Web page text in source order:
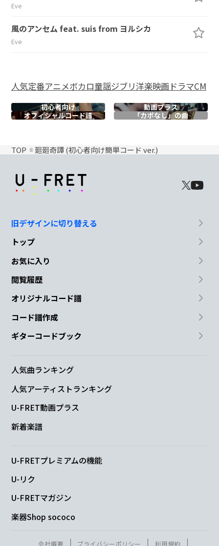
Eve
風のアンセム feat. suis from ヨルシカ
Eve
人気定番アニメボカロ童謡ジブリ洋楽映画ドラマCM
初心者向け
動画プラス
オフィシャルコード譜 「カポなし」の曲
TOP 廻廻奇譚 (初心者向け簡単コード ver.)
旧デザインに切り替える
トップ
お気に入り
閲覧履歴
オリジナルコード譜
コード譜作成
ギターコードブック
人気曲ランキング
人気アーティストランキング
U-FRET動画プラス
新着楽譜
U-FRETプレミアムの機能
U-リク
U-FRETマガジン
楽器Shop sococo
会社概要 プライバシーポリシー 利用規約